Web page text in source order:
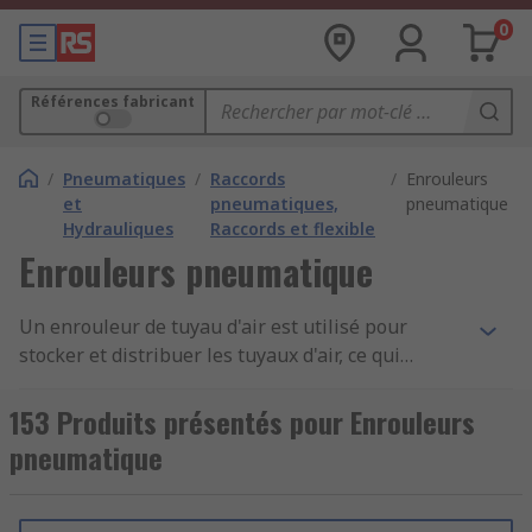
0
Références fabricant
/ Pneumatiques
et
Hydrauliques
/ Raccords
pneumatiques,
Raccords et flexible
/ Enrouleurs
pneumatique
Enrouleurs pneumatique
Un enrouleur de tuyau d'air est utilisé pour
stocker et distribuer les tuyaux d'air, ce qui
organisés, sans enchevêtrement et protégés
contre les dommages environnementaux et
physiques. L'enrouleur est constitué d'un
autour de laquelle le tuyau d'air est enroulé.
153 Produits présentés pour Enrouleurs
pneumatique